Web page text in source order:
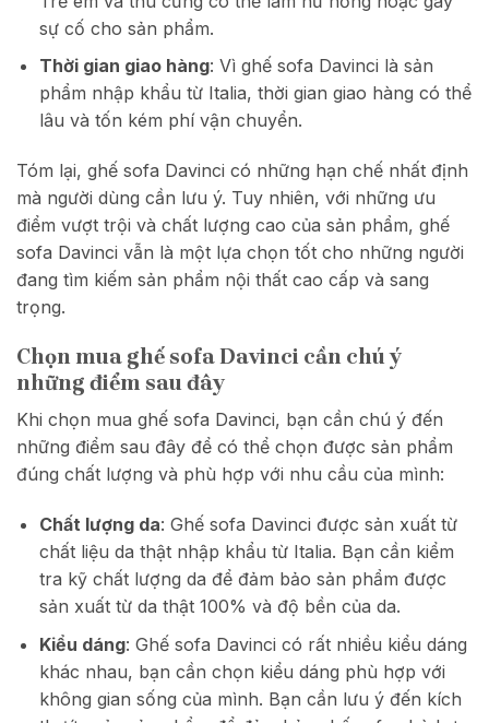
sự cố cho sản phẩm.
Thời gian giao hàng: Vì ghế sofa Davinci là sản
phẩm nhập khẩu từ Italia, thời gian giao hàng có thể
lâu và tốn kém phí vận chuyển.
Tóm lại, ghế sofa Davinci có những hạn chế nhất định
mà người dùng cần lưu ý. Tuy nhiên, với những ưu
điểm vượt trội và chất lượng cao của sản phẩm, ghế
sofa Davinci vẫn là một lựa chọn tốt cho những người
đang tìm kiếm sản phẩm nội thất cao cấp và sang
trọng.
Chọn mua ghế sofa Davinci cần chú ý
những điểm sau đây
Khi chọn mua ghế sofa Davinci, bạn cần chú ý đến
những điểm sau đây để có thể chọn được sản phẩm
đúng chất lượng và phù hợp với nhu cầu của mình:
Chất lượng da: Ghế sofa Davinci được sản xuất từ
chất liệu da thật nhập khẩu từ Italia. Bạn cần kiểm
tra kỹ chất lượng da để đảm bảo sản phẩm được
sản xuất từ da thật 100% và độ bền của da.
Kiểu dáng: Ghế sofa Davinci có rất nhiều kiểu dáng
khác nhau, bạn cần chọn kiểu dáng phù hợp với
không gian sống của mình. Bạn cần lưu ý đến kích